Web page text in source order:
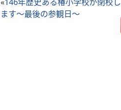
ます～最後の参観日～